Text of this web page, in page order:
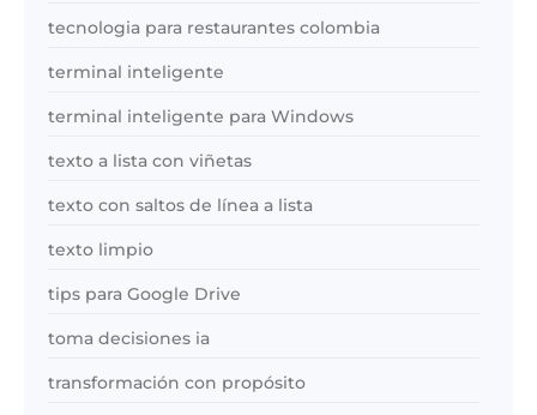
tecnologia para restaurantes colombia
terminal inteligente
terminal inteligente para Windows
texto a lista con viñetas
texto con saltos de línea a lista
texto limpio
tips para Google Drive
toma decisiones ia
transformación con propósito